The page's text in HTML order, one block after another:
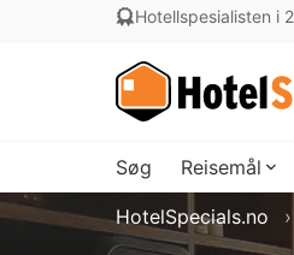
Hotellspesialisten i
Søg Reisemål
HotelSpecials.no